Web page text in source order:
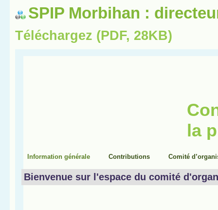
SPIP Morbihan :
Téléchargez (PDF, 28KB)